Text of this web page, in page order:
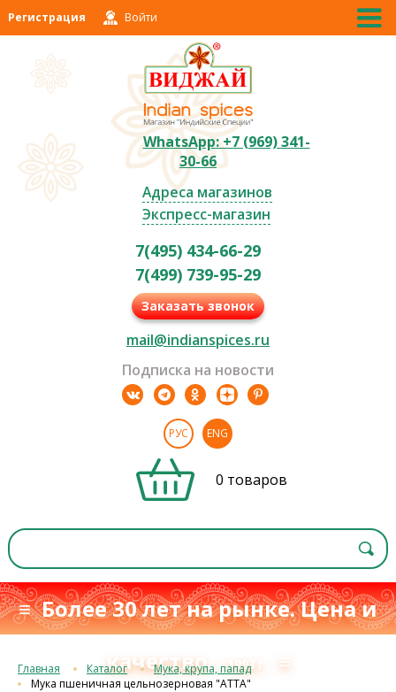
Регистрация Войти
WhatsApp: +7 (969) 341-
30-66
Адреса магазинов
Экспресс-магазин
7(495) 434-66-29
7(499) 739-95-29
Заказать звонок
mail@indianspices.ru
Подписка на новости
РУС ENG
0 товаров
≡ Более 30 лет на рынке. Цена и
качество с 1993 г. ≡
Главная Каталог
Мука, крупа, папад
Мука пшеничная цельнозерновая "АТТА"